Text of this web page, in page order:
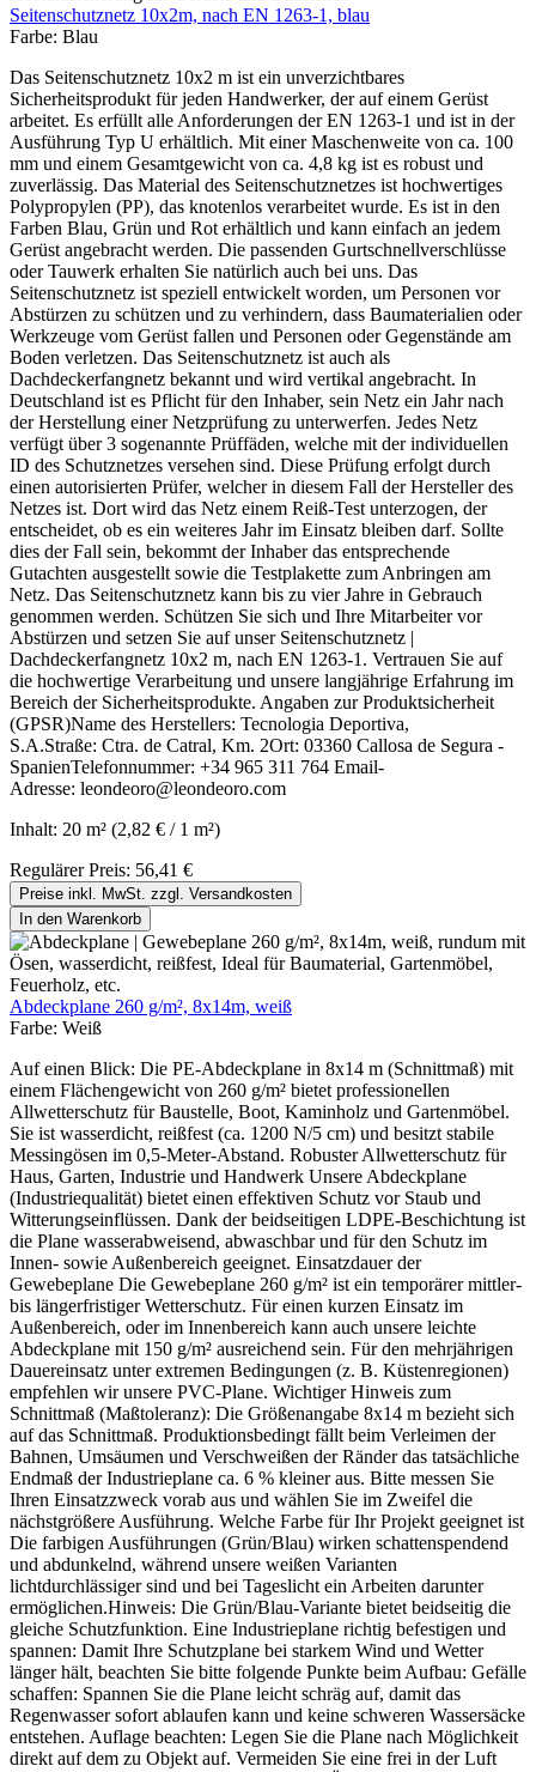
Seitenschutznetz 10x2m, nach EN 1263-1, blau
Farbe: Blau
Das Seitenschutznetz 10x2 m ist ein unverzichtbares
Sicherheitsprodukt für jeden Handwerker, der auf einem Gerüst
arbeitet. Es erfüllt alle Anforderungen der EN 1263-1 und ist in der
Ausführung Typ U erhältlich. Mit einer Maschenweite von ca. 100
mm und einem Gesamtgewicht von ca. 4,8 kg ist es robust und
zuverlässig. Das Material des Seitenschutznetzes ist hochwertiges
Polypropylen (PP), das knotenlos verarbeitet wurde. Es ist in den
Farben Blau, Grün und Rot erhältlich und kann einfach an jedem
Gerüst angebracht werden. Die passenden Gurtschnellverschlüsse
oder Tauwerk erhalten Sie natürlich auch bei uns. Das
Seitenschutznetz ist speziell entwickelt worden, um Personen vor
Abstürzen zu schützen und zu verhindern, dass Baumaterialien oder
Werkzeuge vom Gerüst fallen und Personen oder Gegenstände am
Boden verletzen. Das Seitenschutznetz ist auch als
Dachdeckerfangnetz bekannt und wird vertikal angebracht. In
Deutschland ist es Pflicht für den Inhaber, sein Netz ein Jahr nach
der Herstellung einer Netzprüfung zu unterwerfen. Jedes Netz
verfügt über 3 sogenannte Prüffäden, welche mit der individuellen
ID des Schutznetzes versehen sind. Diese Prüfung erfolgt durch
einen autorisierten Prüfer, welcher in diesem Fall der Hersteller des
Netzes ist. Dort wird das Netz einem Reiß-Test unterzogen, der
entscheidet, ob es ein weiteres Jahr im Einsatz bleiben darf. Sollte
dies der Fall sein, bekommt der Inhaber das entsprechende
Gutachten ausgestellt sowie die Testplakette zum Anbringen am
Netz. Das Seitenschutznetz kann bis zu vier Jahre in Gebrauch
genommen werden. Schützen Sie sich und Ihre Mitarbeiter vor
Abstürzen und setzen Sie auf unser Seitenschutznetz |
Dachdeckerfangnetz 10x2 m, nach EN 1263-1. Vertrauen Sie auf
die hochwertige Verarbeitung und unsere langjährige Erfahrung im
Bereich der Sicherheitsprodukte. Angaben zur Produktsicherheit
(GPSR)Name des Herstellers: Tecnologia Deportiva,
S.A.Straße: Ctra. de Catral, Km. 2Ort: 03360 Callosa de Segura -
SpanienTelefonnummer: +34 965 311 764 Email-
Adresse: leondeoro@leondeoro.com
Inhalt: 20 m² (2,82 € / 1 m²)
Regulärer Preis: 56,41 €
Preise inkl. MwSt. zzgl. Versandkosten
In den Warenkorb
Abdeckplane 260 g/m², 8x14m, weiß
Farbe: Weiß
Auf einen Blick: Die PE-Abdeckplane in 8x14 m (Schnittmaß) mit
einem Flächengewicht von 260 g/m² bietet professionellen
Allwetterschutz für Baustelle, Boot, Kaminholz und Gartenmöbel.
Sie ist wasserdicht, reißfest (ca. 1200 N/5 cm) und besitzt stabile
Messingösen im 0,5-Meter-Abstand. Robuster Allwetterschutz für
Haus, Garten, Industrie und Handwerk Unsere Abdeckplane
(Industriequalität) bietet einen effektiven Schutz vor Staub und
Witterungseinflüssen. Dank der beidseitigen LDPE-Beschichtung ist
die Plane wasserabweisend, abwaschbar und für den Schutz im
Innen- sowie Außenbereich geeignet. Einsatzdauer der
Gewebeplane Die Gewebeplane 260 g/m² ist ein temporärer mittler-
bis längerfristiger Wetterschutz. Für einen kurzen Einsatz im
Außenbereich, oder im Innenbereich kann auch unsere leichte
Abdeckplane mit 150 g/m² ausreichend sein. Für den mehrjährigen
Dauereinsatz unter extremen Bedingungen (z. B. Küstenregionen)
empfehlen wir unsere PVC-Plane. Wichtiger Hinweis zum
Schnittmaß (Maßtoleranz): Die Größenangabe 8x14 m bezieht sich
auf das Schnittmaß. Produktionsbedingt fällt beim Verleimen der
Bahnen, Umsäumen und Verschweißen der Ränder das tatsächliche
Endmaß der Industrieplane ca. 6 % kleiner aus. Bitte messen Sie
Ihren Einsatzzweck vorab aus und wählen Sie im Zweifel die
nächstgrößere Ausführung. Welche Farbe für Ihr Projekt geeignet ist
Die farbigen Ausführungen (Grün/Blau) wirken schattenspendend
und abdunkelnd, während unsere weißen Varianten
lichtdurchlässiger sind und bei Tageslicht ein Arbeiten darunter
ermöglichen.Hinweis: Die Grün/Blau-Variante bietet beidseitig die
gleiche Schutzfunktion. Eine Industrieplane richtig befestigen und
spannen: Damit Ihre Schutzplane bei starkem Wind und Wetter
länger hält, beachten Sie bitte folgende Punkte beim Aufbau: Gefälle
schaffen: Spannen Sie die Plane leicht schräg auf, damit das
Regenwasser sofort ablaufen kann und keine schweren Wassersäcke
entstehen. Auflage beachten: Legen Sie die Plane nach Möglichkeit
direkt auf dem zu Objekt auf. Vermeiden Sie eine frei in der Luft